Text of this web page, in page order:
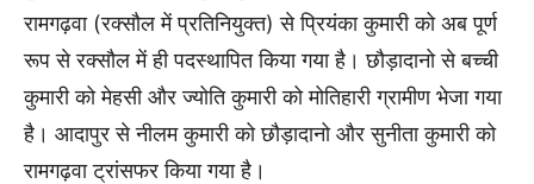
रामगढ़वा (रक्सौल में प्रतिनियुक्त) से प्रियंका कुमारी को अब पूर्ण
रूप से रक्सौल में ही पदस्थापित किया गया है। छौड़ादानो से बच्ची
कुमारी को मेहसी और ज्योति कुमारी को मोतिहारी ग्रामीण भेजा गया
है। आदापुर से नीलम कुमारी को छौड़ादानो और सुनीता कुमारी को
रामगढ़वा ट्रांसफर किया गया है।